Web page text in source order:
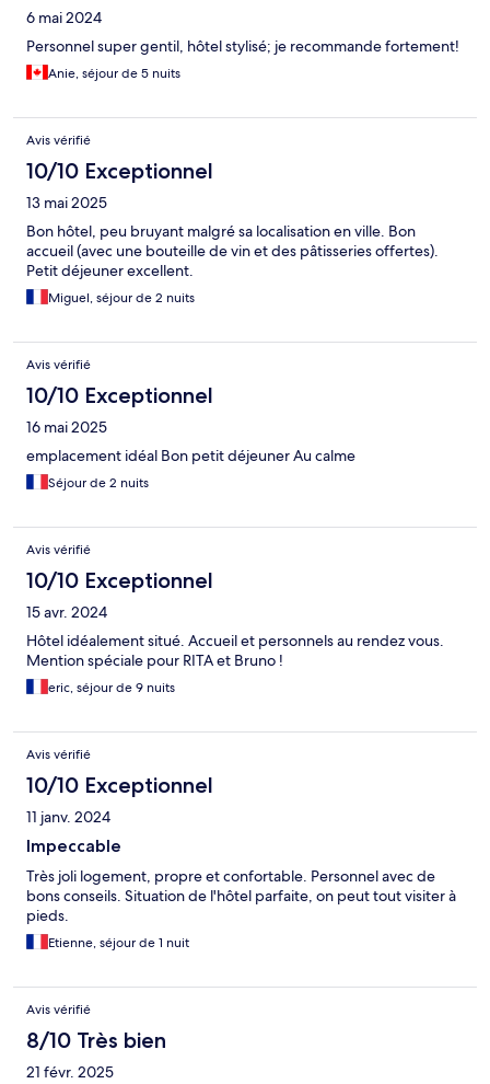
6 mai 2024
Personnel super gentil, hôtel stylisé; je recommande fortement!
Anie, séjour de 5 nuits
Avis vérifié
10/10 Exceptionnel
13 mai 2025
Bon hôtel, peu bruyant malgré sa localisation en ville. Bon
accueil (avec une bouteille de vin et des pâtisseries offertes).
Petit déjeuner excellent.
Miguel, séjour de 2 nuits
Avis vérifié
10/10 Exceptionnel
16 mai 2025
emplacement idéal Bon petit déjeuner Au calme
Séjour de 2 nuits
Avis vérifié
10/10 Exceptionnel
15 avr. 2024
Hôtel idéalement situé. Accueil et personnels au rendez vous.
Mention spéciale pour RITA et Bruno !
eric, séjour de 9 nuits
Avis vérifié
10/10 Exceptionnel
11 janv. 2024
Impeccable
Très joli logement, propre et confortable. Personnel avec de
bons conseils. Situation de l'hôtel parfaite, on peut tout visiter à
pieds.
Etienne, séjour de 1 nuit
Avis vérifié
8/10 Très bien
21 févr. 2025